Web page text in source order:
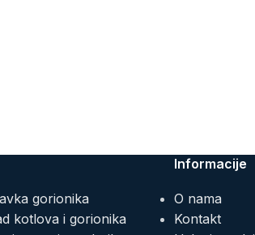
gorionika
kotlova i gorionika
Informacije
O nama
Kontakt